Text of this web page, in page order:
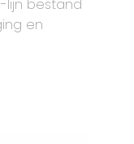
lijn bestand
en